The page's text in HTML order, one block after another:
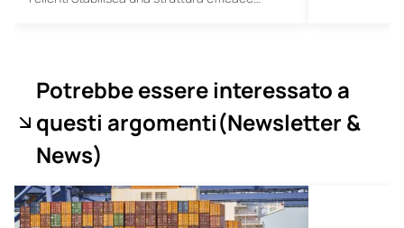
Potrebbe essere interessato a
questi argomenti(Newsletter &
News)